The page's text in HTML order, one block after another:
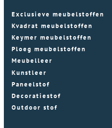
Exclusieve meubelstoffen
Kvadrat meubelstoffen
Keymer meubelstoffen
Ploeg meubelstoffen
Meubelleer
Kunstleer
Paneelstof
Decoratiestof
Outdoor stof